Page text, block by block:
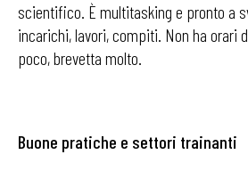
scientifico. È multitasking e pronto a
incarichi, lavori, compiti. Non ha orari
poco, brevetta molto.
Buone pratiche e settori trainanti